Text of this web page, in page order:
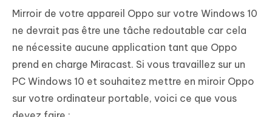
Mirroir de votre appareil Oppo sur votre Windows 10
ne devrait pas être une tâche redoutable car cela
ne nécessite aucune application tant que Oppo
prend en charge Miracast. Si vous travaillez sur un
PC Windows 10 et souhaitez mettre en miroir Oppo
sur votre ordinateur portable, voici ce que vous